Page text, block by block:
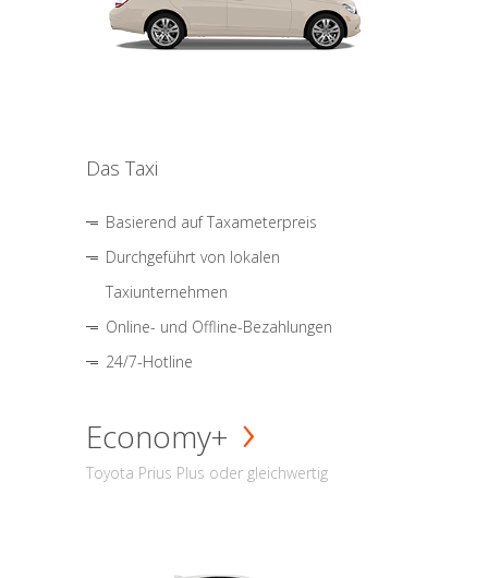
Das Taxi
Basierend auf Taxameterpreis
Durchgeführt von lokalen
Taxiunternehmen
Online- und Offline-Bezahlungen
24/7-Hotline
Economy+
Toyota Prius Plus oder gleichwertig